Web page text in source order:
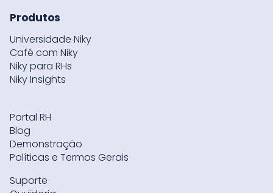
Produtos
Universidade Niky
Café com Niky
Niky para RHs
Niky Insights
Portal RH
Blog
Demonstração
Políticas e Termos Gerais
Suporte